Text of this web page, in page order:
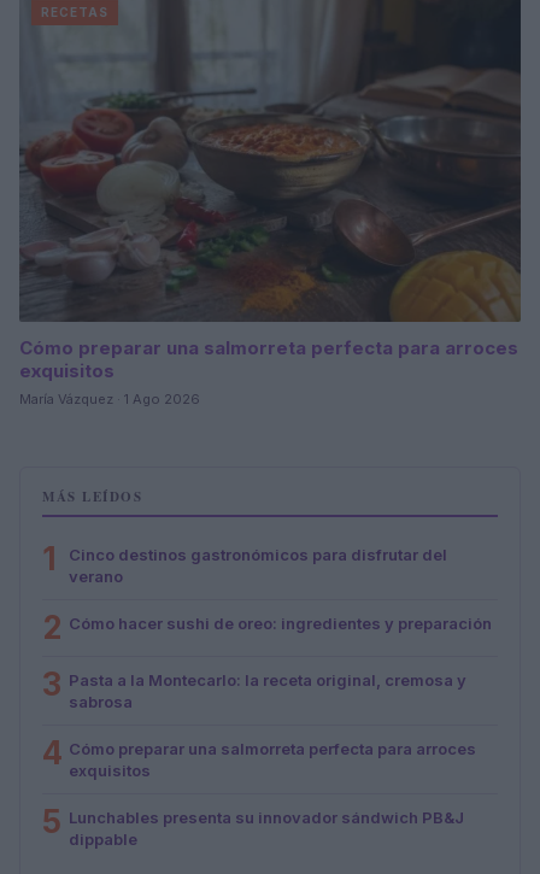
RECETAS
Cómo preparar una salmorreta perfecta para arroces
exquisitos
María Vázquez · 1 Ago 2026
MÁS LEÍDOS
1
Cinco destinos gastronómicos para disfrutar del
verano
2 Cómo hacer sushi de oreo: ingredientes y preparación
3 Pasta a la Montecarlo: la receta original, cremosa y
sabrosa
4 Cómo preparar una salmorreta perfecta para arroces
exquisitos
5 Lunchables presenta su innovador sándwich PB&J
dippable